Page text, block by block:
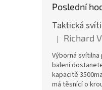
Poslední
Hodnocení
| Richard
Výborná
balení
kapacitě
má těsnící o